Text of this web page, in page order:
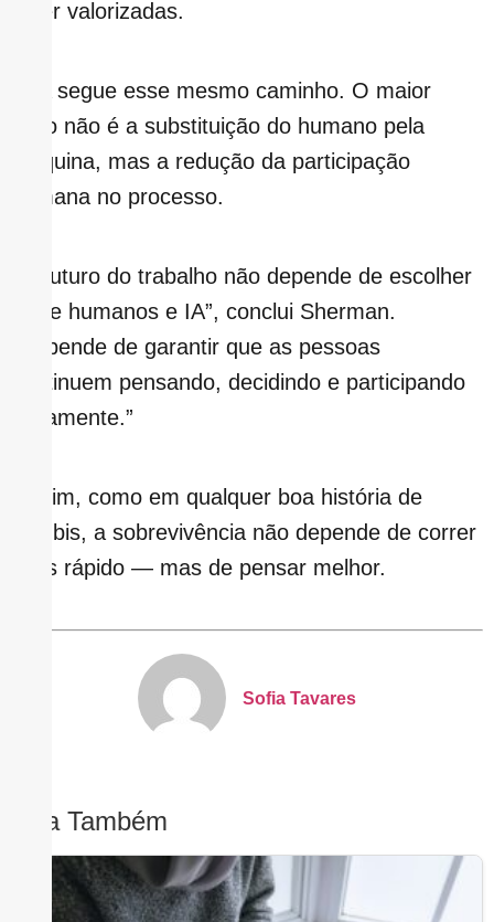
a ser valorizadas.
A IA segue esse mesmo caminho. O maior
risco não é a substituição do humano pela
máquina, mas a redução da participação
humana no processo.
“O futuro do trabalho não depende de escolher
entre humanos e IA”, conclui Sherman.
“Depende de garantir que as pessoas
continuem pensando, decidindo e participando
ativamente.”
No fim, como em qualquer boa história de
zumbis, a sobrevivência não depende de correr
mais rápido — mas de pensar melhor.
Sofia Tavares
Leia Também